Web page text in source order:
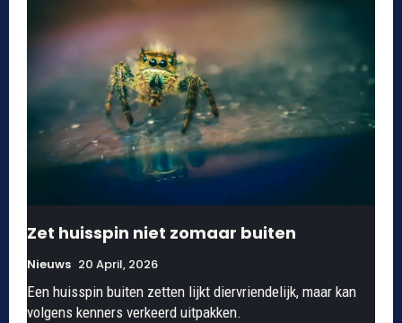
Zet huisspin niet zomaar buiten
Nieuws 20 April, 2026
Een huisspin buiten zetten lijkt diervriendelijk, maar kan
volgens kenners verkeerd uitpakken.